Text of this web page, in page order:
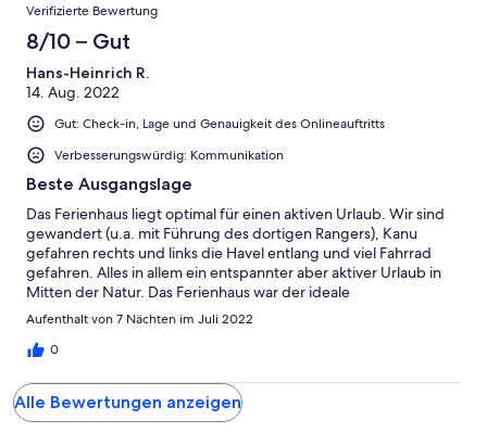
Verifizierte Bewertung
8/10 – Gut
Hans-Heinrich R.
14. Aug. 2022
Gut: Check-in, Lage und Genauigkeit des Onlineauftritts
Verbesserungswürdig: Kommunikation
Beste Ausgangslage
Das Ferienhaus liegt optimal für einen aktiven Urlaub. Wir sind
gewandert (u.a. mit Führung des dortigen Rangers), Kanu
gefahren rechts und links die Havel entlang und viel Fahrrad
gefahren. Alles in allem ein entspannter aber aktiver Urlaub in
Mitten der Natur. Das Ferienhaus war der ideale
Ausgangspunkt. Nicht zu groß aber auch nicht zu klein für 2
Aufenthalt von 7 Nächten im Juli 2022
0
Alle Bewertungen anzeigen